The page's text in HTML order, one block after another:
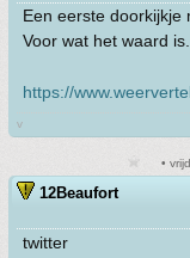
Een eerste doorkijkje
Voor wat het waard is.
https://
v
•
12Beaufort
twitter